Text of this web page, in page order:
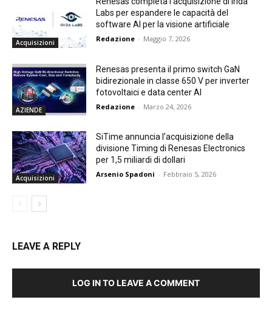
Acquisizioni
Labs per espandere le capacità del
software AI per la visione artificiale
Redazione - Maggio 7, 2026
AZIENDE
Renesas presenta il primo switch GaN
bidirezionale in classe 650 V per inverter
fotovoltaici e data center AI
Redazione - Marzo 24, 2026
Acquisizioni
SiTime annuncia l’acquisizione della
divisione Timing di Renesas Electronics
per 1,5 miliardi di dollari
Arsenio Spadoni - Febbraio 5, 2026
LEAVE A REPLY
LOG IN TO LEAVE A COMMENT